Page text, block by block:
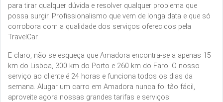
para tirar qualquer dúvida e resolver qualquer problema que
possa surgir. Profissionalismo que vem de longa data e que só
corrobora com a qualidade dos serviços oferecidos pela
TravelCar.
E claro, não se esqueça que Amadora encontra-se a apenas 15
km do Lisboa, 300 km do Porto e 260 km do Faro. O nosso
serviço ao cliente é 24 horas e funciona todos os dias da
semana. Alugar um carro em Amadora nunca foi tão fácil,
aproveite agora nossas grandes tarifas e serviços!